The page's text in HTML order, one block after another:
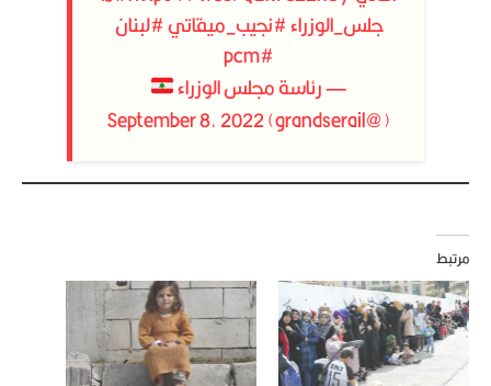
جلس_الوزراء#نجيب_ميقاتي#لبنان
#pcm
— رئاسة مجلس الوزراء
(@grandserail)
September 8, 2022
مرتبط